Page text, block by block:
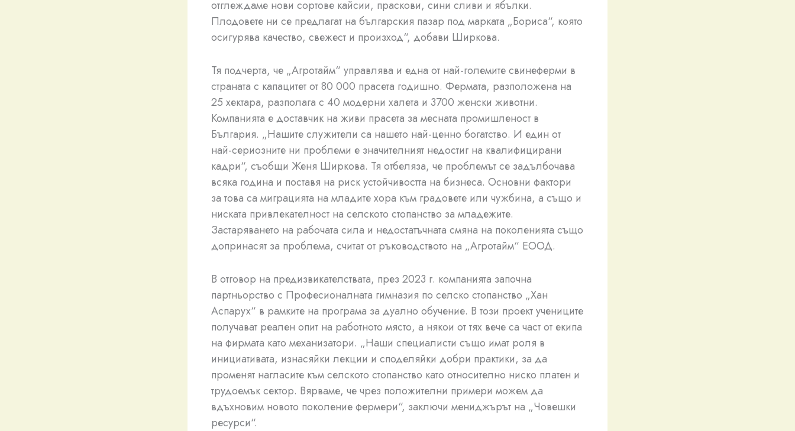
отглеждаме нови сортове кайсии, праскови, сини сливи и ябълки.
Плодовете ни се предлагат на българския пазар под марката „Бориса“, която
осигурява качество, свежест и произход“, добави Ширкова.
Тя подчерта, че „Агротайм“ управлява и една от най-големите свинеферми в
страната с капацитет от 80 000 прасета годишно. Фермата, разположена на
25 хектара, разполага с 40 модерни халета и 3700 женски животни.
Компанията е доставчик на живи прасета за месната промишленост в
България. „Нашите служители са нашето най-ценно богатство. И един от
най-сериозните ни проблеми е значителният недостиг на квалифицирани
кадри“, съобщи Женя Ширкова. Тя отбеляза, че проблемът се задълбочава
всяка година и поставя на риск устойчивостта на бизнеса. Основни фактори
за това са миграцията на младите хора към градовете или чужбина, а също и
ниската привлекателност на селското стопанство за младежите.
Застаряването на рабочата сила и недостатъчната смяна на поколенията също
допринасят за проблема, считат от ръководството на „Агротайм“ ЕООД.
В отговор на предизвикателствата, през 2023 г. компанията започна
партньорство с Професионалната гимназия по селско стопанство „Хан
Аспарух“ в рамките на програма за дуално обучение. В този проект учениците
получават реален опит на работното място, а някои от тях вече са част от екипа
на фирмата като механизатори. „Наши специалисти също имат роля в
инициативата, изнасяйки лекции и споделяйки добри практики, за да
променят нагласите към селското стопанство като относително ниско платен и
трудоемък сектор. Вярваме, че чрез положителни примери можем да
вдъхновим новото поколение фермери“, заключи мениджърът на „Човешки
ресурси“.